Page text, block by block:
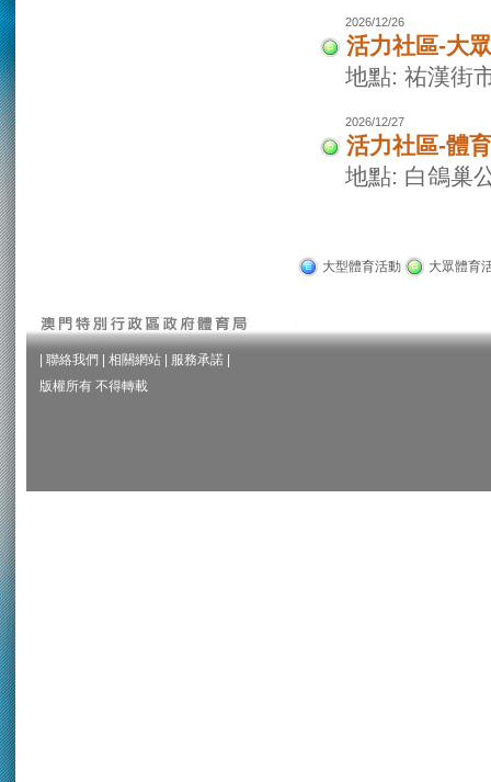
2026/12/26
活力社區-大
地點: 祐漢街
2026/12/27
活力社區-體
地點: 白鴿巢
大型體育活動 大眾體育
聯絡我們 相關網站 服務承諾
版權所有 不得轉載